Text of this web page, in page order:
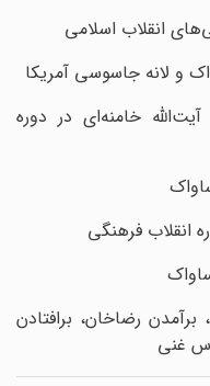
انقلاب اسلامی
و لانه جاسوسی آمریکا
خامنه‌ای در دوره
فرهنگی
رضاخان، برافتادن
غنی